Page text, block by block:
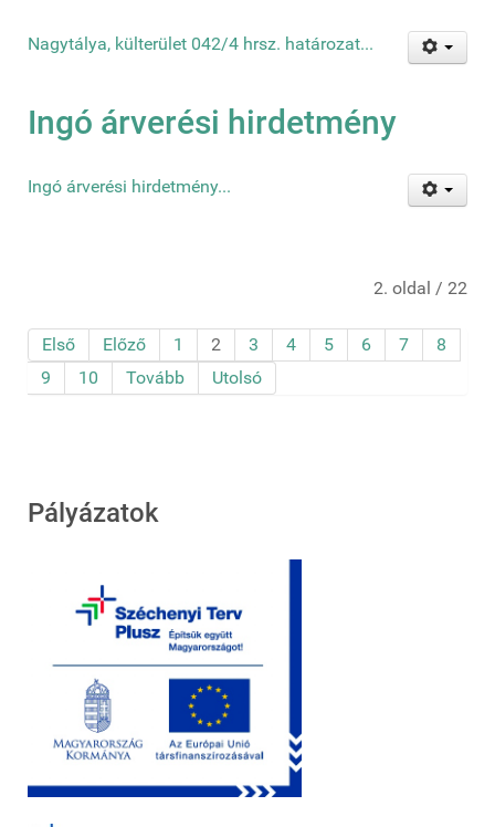
Nagytálya, külterület 042/4 hrsz. határozat...
Ingó árverési hirdetmény
Ingó árverési hirdetmény...
2. oldal / 22
Első Előző 1 2 3 4 5 6 7
8
9
10 Tovább Utolsó
Pályázatok